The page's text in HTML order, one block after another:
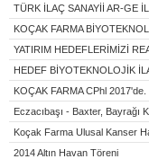
TÜRK İLAÇ SANAYİİ AR-GE
KOÇAK FARMA
YATIRIM HEDEFLERİMİZİ
HEDEF BİYOTEKNOLOJİK
KOÇAK FARMA CPhl 2017'de.
Eczacıbaşı - Baxter, Bayrağı
Koçak Farma Ulusal Kanser
2014 Altın Havan Töreni